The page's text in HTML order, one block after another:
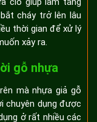
cháy trở lên lâu
thời gian để xử lý
xảy ra.
gỗ nhựa
mà nhựa giả gỗ
chuyên dụng được
ở rất nhiều các